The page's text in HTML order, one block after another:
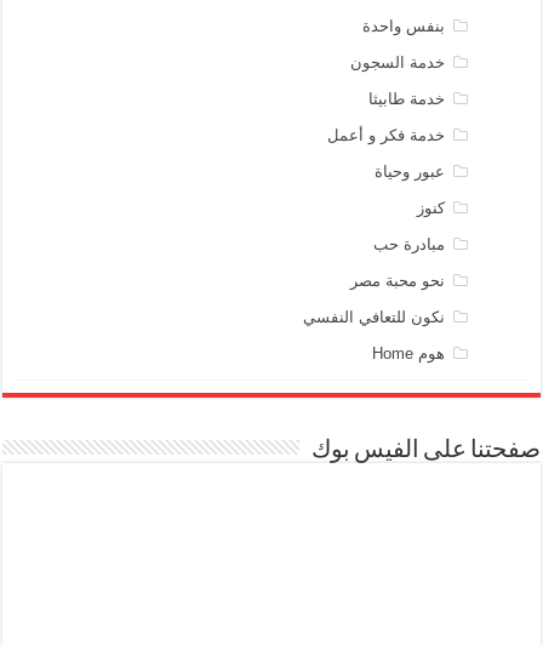
بنفس واحدة
خدمة السجون
خدمة طابيثا
خدمة فكر و أعمل
عبور وحياة
كنوز
مبادرة حب
نحو محبة مصر
نكون للتعافي النفسي
هوم Home
صفحتنا على الفيس بوك